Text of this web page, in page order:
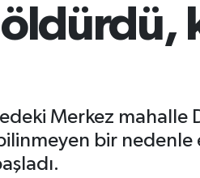
Merkez
bir